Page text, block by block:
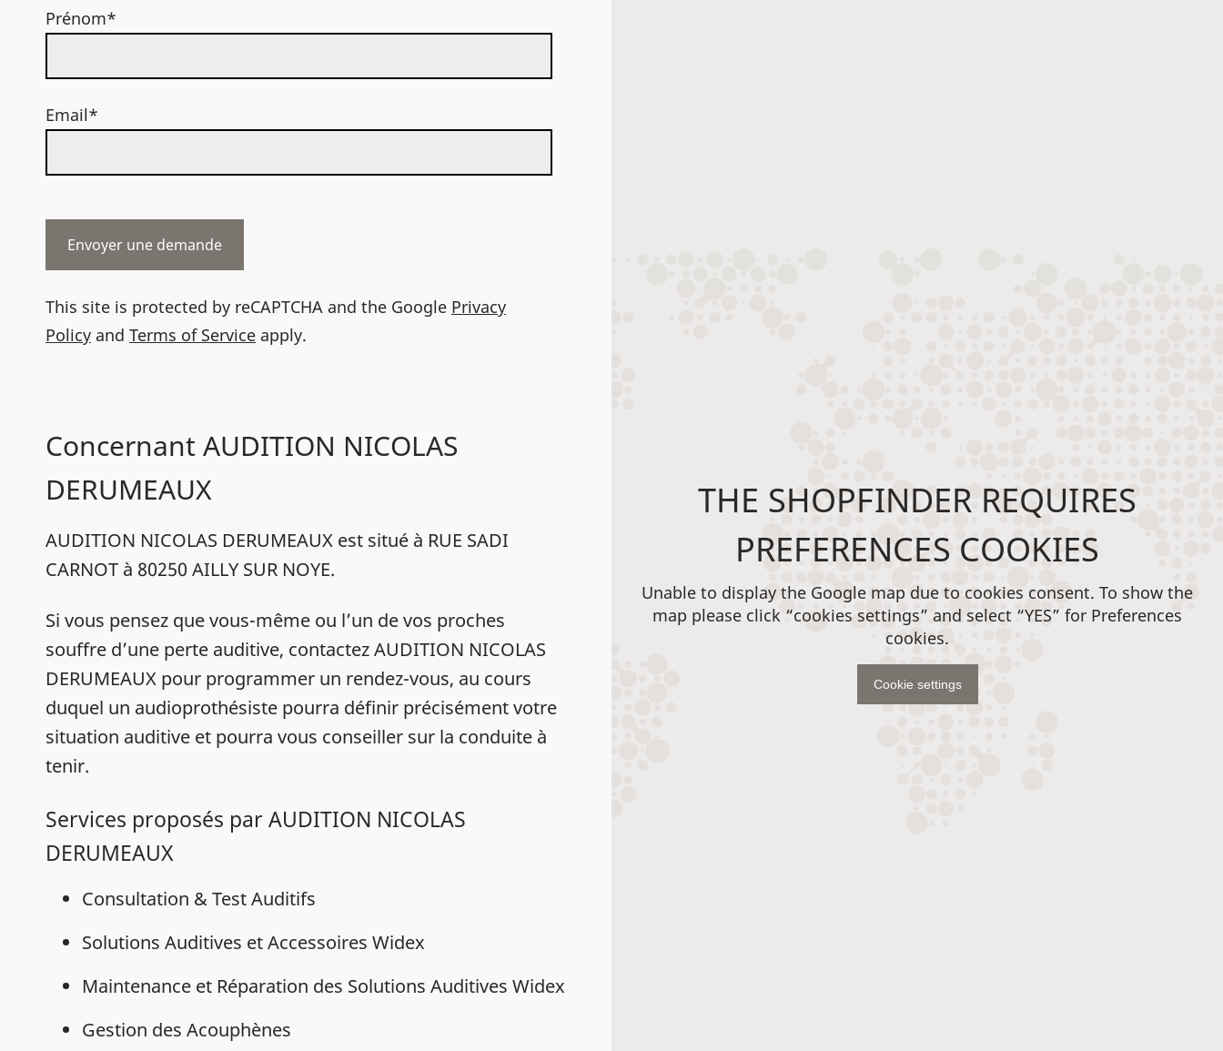
Prénom*
Email*
This site is protected by reCAPTCHA and the Google Privacy
Policy and Terms of Service apply.
Concernant AUDITION NICOLAS
DERUMEAUX
AUDITION NICOLAS DERUMEAUX est situé à RUE SADI
CARNOT à 80250 AILLY SUR NOYE.
Si vous pensez que vous-même ou l’un de vos proches
souffre d’une perte auditive, contactez AUDITION NICOLAS
DERUMEAUX pour programmer un rendez-vous, au cours
duquel un audioprothésiste pourra définir précisément votre
situation auditive et pourra vous conseiller sur la conduite à
tenir.
Services proposés par AUDITION NICOLAS
DERUMEAUX
Consultation & Test Auditifs
Solutions Auditives et Accessoires Widex
Maintenance et Réparation des Solutions Auditives Widex
Gestion des Acouphènes
THE SHOPFINDER REQUIRES
PREFERENCES COOKIES
Unable to display the Google map due to cookies consent. To show the
map please click “cookies settings” and select “YES” for Preferences
cookies.
Cookie settings